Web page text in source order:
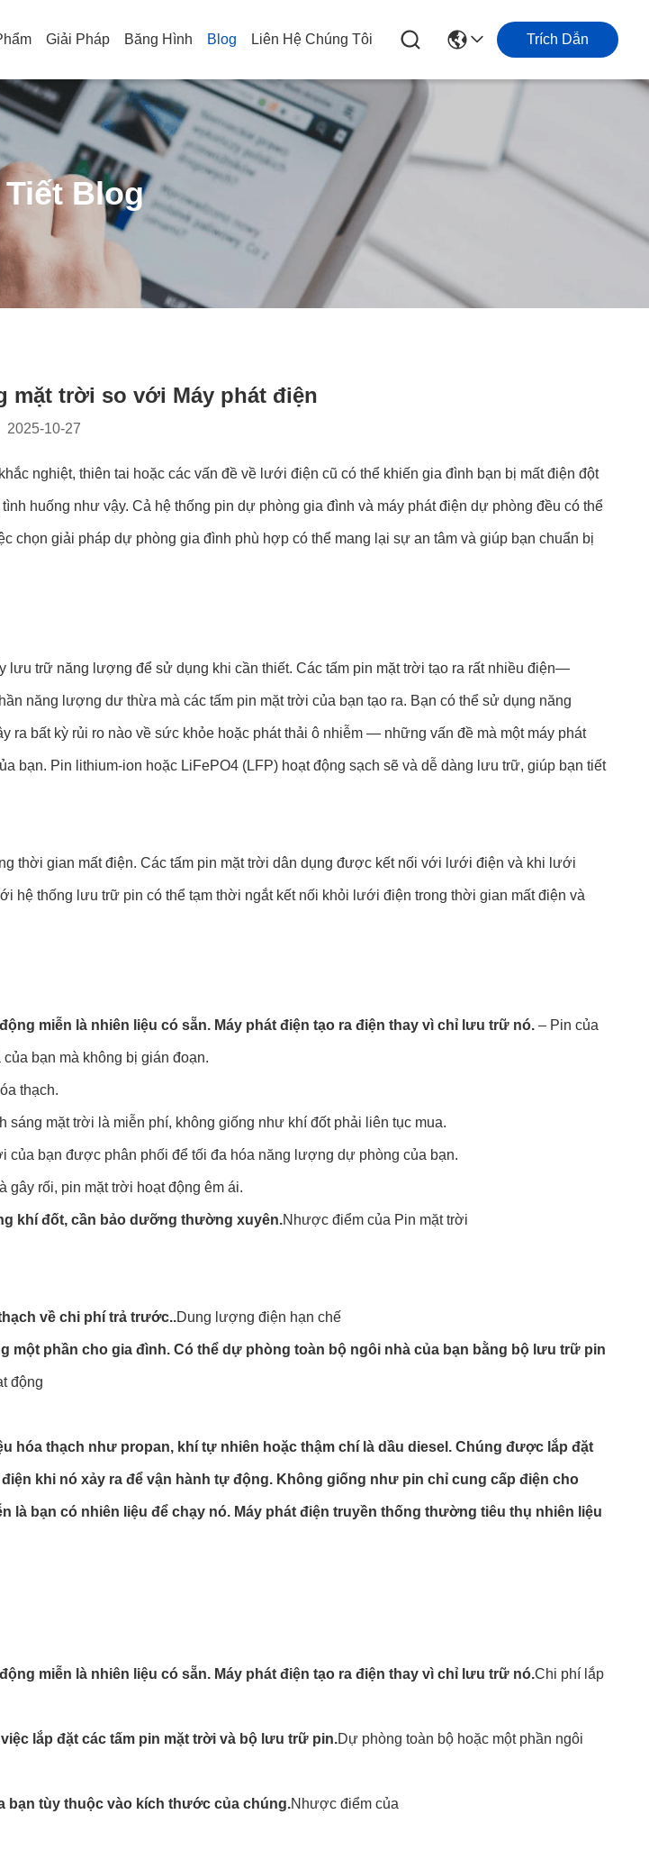
Giải Pháp Băng Hình Blog Liên Hệ Chúng Tôi Trích Dẫn
Blog
mặt trời so với Máy phát điện
2025-10-27
nghiệt, thiên tai hoặc các vấn đề về lưới điện cũ có thể khiến gia đình bạn bị mất điện đột
huống như vậy. Cả hệ thống pin dự phòng gia đình và máy phát điện dự phòng đều có thể
chọn giải pháp dự phòng gia đình phù hợp có thể mang lại sự an tâm và giúp bạn chuẩn bị
trữ năng lượng để sử dụng khi cần thiết. Các tấm pin mặt trời tạo ra rất nhiều điện—
năng lượng dư thừa mà các tấm pin mặt trời của bạn tạo ra. Bạn có thể sử dụng năng
bất kỳ rủi ro nào về sức khỏe hoặc phát thải ô nhiễm — những vấn đề mà một máy phát
bạn. Pin lithium-ion hoặc LiFePO4 (LFP) hoạt động sạch sẽ và dễ dàng lưu trữ, giúp bạn tiết
thời gian mất điện. Các tấm pin mặt trời dân dụng được kết nối với lưới điện và khi lưới
hệ thống lưu trữ pin có thể tạm thời ngắt kết nối khỏi lưới điện trong thời gian mất điện và
miễn là nhiên liệu có sẵn. Máy phát điện tạo ra điện thay vì chỉ lưu trữ nó. – Pin của
bạn mà không bị gián đoạn.
thạch.
mặt trời là miễn phí, không giống như khí đốt phải liên tục mua.
của bạn được phân phối để tối đa hóa năng lượng dự phòng của bạn.
gây rối, pin mặt trời hoạt động êm ái.
khí đốt, cần bảo dưỡng thường xuyên.Nhược điểm của Pin mặt trời
về chi phí trả trước..Dung lượng điện hạn chế
phần cho gia đình. Có thể dự phòng toàn bộ ngôi nhà của bạn bằng bộ lưu trữ pin
động
hóa thạch như propan, khí tự nhiên hoặc thậm chí là dầu diesel. Chúng được lắp đặt
khi nó xảy ra để vận hành tự động. Không giống như pin chỉ cung cấp điện cho
là bạn có nhiên liệu để chạy nó. Máy phát điện truyền thống thường tiêu thụ nhiên liệu
miễn là nhiên liệu có sẵn. Máy phát điện tạo ra điện thay vì chỉ lưu trữ nó.Chi phí lắp
lắp đặt các tấm pin mặt trời và bộ lưu trữ pin.Dự phòng toàn bộ hoặc một phần ngôi
bạn tùy thuộc vào kích thước của chúng.Nhược điểm của